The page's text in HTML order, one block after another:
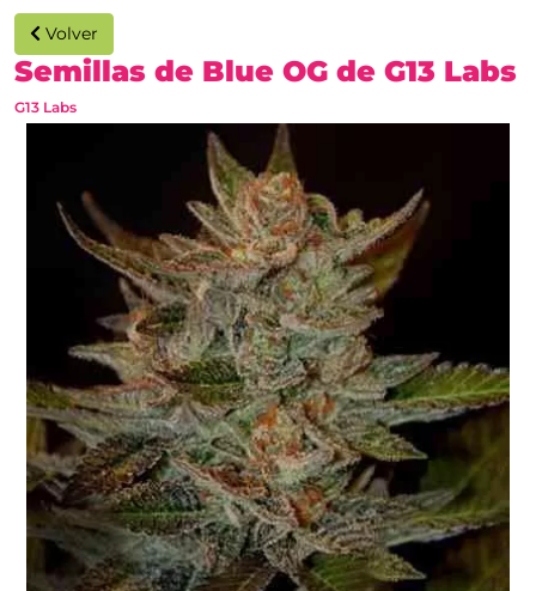
Volver
Semillas de Blue OG de G13 Labs
G13 Labs